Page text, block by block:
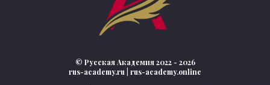
© Русская Академия 2022 - 2026
rus-academy.ru | rus-academy.online